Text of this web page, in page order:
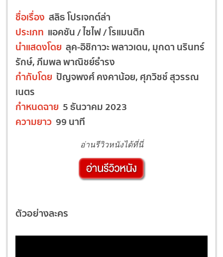
ชื่อเรื่อง สลิธ โปรเจกต์ล่า
ประเภท แอคชัน / ไซไฟ / โรแมนติก
นำแสดงโดย ลุค-อิชิกาวะ พลาวเดน, มุกดา นรินทร์
รักษ์, ภีมพล พาณิชย์ธำรง
กำกับโดย ปัญจพงศ์ คงคาน้อย, ศุภวิชช์ สุวรรณ
เนตร
กำหนดฉาย 5 ธันวาคม 2023
ความยาว 99 นาที
อ่านรีวิวหนังได้ที่นี่
ตัวอย่างละคร